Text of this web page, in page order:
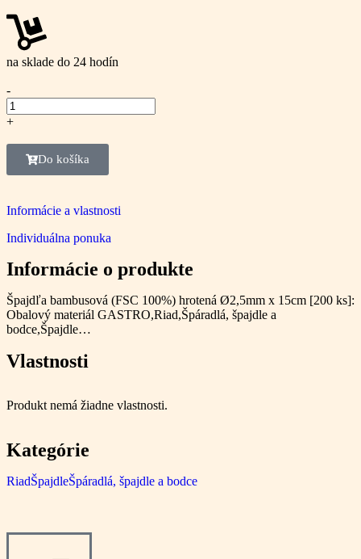
na sklade do 24 hodín
-
+
Do košíka
Informácie a vlastnosti
Individuálna ponuka
Informácie o produkte
Špajdľa bambusová (FSC 100%) hrotená Ø2,5mm x 15cm [200 ks]:
Obalový materiál GASTRO,Riad,Špáradlá, špajdle a
bodce,Špajdle…
Vlastnosti
Produkt nemá žiadne vlastnosti.
Kategórie
RiadŠpajdleŠpáradlá, špajdle a bodce